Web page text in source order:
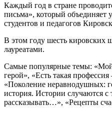
Каждый год в стране
письма», который объединяет
студентов и педагогов
В этом году шесть кировских
лауреатами.
Самые популярные темы:
герой», «Есть такая
«Поколение неравнодушных:
история. Истории случаются с
рассказывать…», «Рецепты